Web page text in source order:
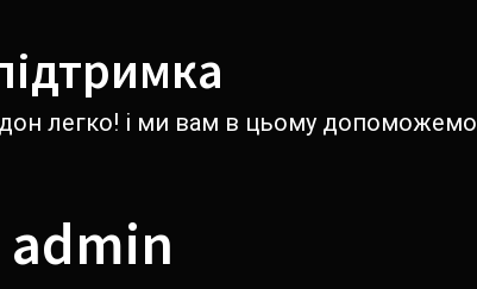
легко! і ми вам в цьому допоможемо
admin